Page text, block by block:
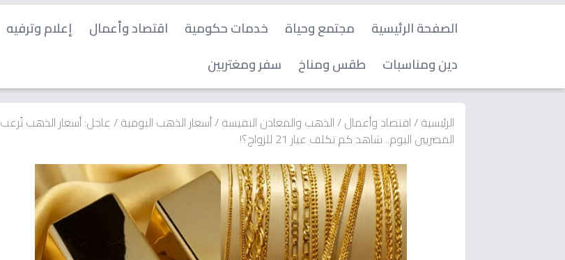
الصفحة الرئيسية مجتمع وحياة خدمات حكومية اقتصاد وأعمال إعلام وترفيه
دين ومناسبات
طقس ومناخ سفر ومغتربين
الرئيسية/اقتصاد وأعمال/الذهب والمعادن النفيسة/أسعار الذهب اليومية/عاجل: أسعار الذهب تُرعب
المصريين اليوم.. شاهد كم تكلف عيار 21 للزواج؟!